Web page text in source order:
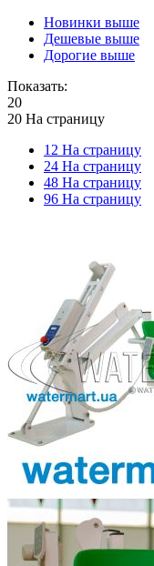
Новинки выше
Дешевые выше
Дорогие выше
Показать:
20
20 На страницу
12 На страницу
24 На страницу
48 На страницу
96 На страницу